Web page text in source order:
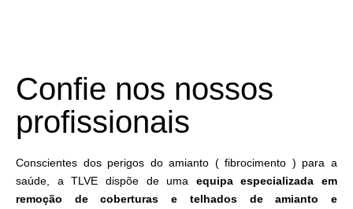
Confie nos nossos
profissionais
Conscientes dos perigos do amianto ( fibrocimento ) para a
saúde, a TLVE dispõe de uma equipa especializada em
remoção de coberturas e telhados de amianto e